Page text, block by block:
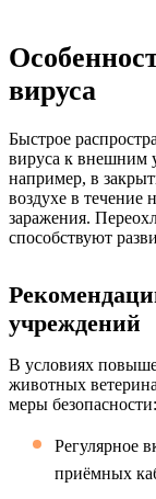
вируса
Быстрое
вируса к внешним
например, в
воздухе в течение
заражения.
способствуют
учреждений
В условиях
животных
меры безопасности:
Регулярное
приёмных